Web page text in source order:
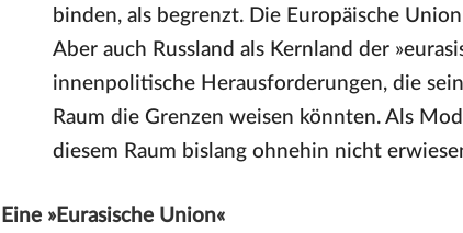
binden, als begrenzt. Die Europäische
Aber auch Russland als Kernland der
innenpolitische Herausforderungen, die
Raum die Grenzen weisen könnten. Als
diesem Raum bislang ohnehin nicht
Eine »Eurasische Union«